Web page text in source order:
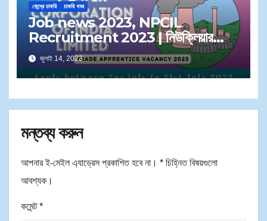
কেন্দ্রে চাকরি চাকরি খবর
Job news 2023, NPCIL
Recruitment 2023 | নিউক্লিয়ার
পাওয়ার কর্পোরেশান অব ইন্ডিয়া এ কর্মী নিয়োগ
জুলাই 14, 2023
মন্তব্য করুন
আপনার ই-মেইল এ্যাড্রেস প্রকাশিত হবে না। * চিহ্নিত বিষয়গুলো
আবশ্যক।
কমেন্ট*